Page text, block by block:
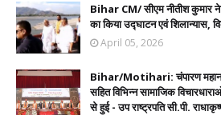
Bihar CM/ सीएम नीतीश कुमार ने
का किया उद्घाटन एवं शिलान्यास,
April 05, 2026
Bihar/Motihari: चंपारण महान
सहित विभिन्न सामाजिक
से हुई - उप राष्ट्रपति सी.पी.